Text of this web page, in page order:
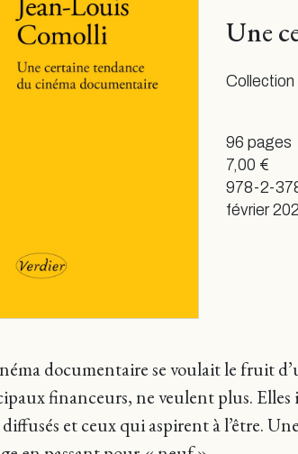
Une
Collection
96 pages
7,00 €
978-2-
février
documentaire se voulait le fruit
financeurs, ne veulent plus. Elles
et ceux qui aspirent à l’être.